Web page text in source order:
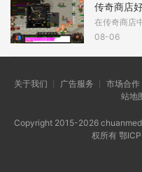
传奇商店
08-06
关于我们 ┊ 广告服务 ┊ 市场合
站地
Copyright 2015-2026
权所有 鄂